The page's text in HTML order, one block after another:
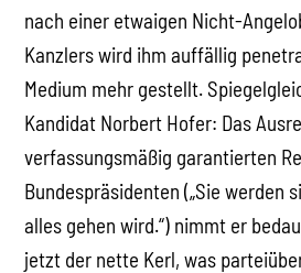
nach einer etwaigen Nicht-
Kanzlers wird ihm auffällig
Medium mehr gestellt.
Kandidat Norbert Hofer: Das
verfassungsmäßig garantierten
Bundespräsidenten („Sie werden
alles gehen wird.“) nimmt er
jetzt der nette Kerl, was